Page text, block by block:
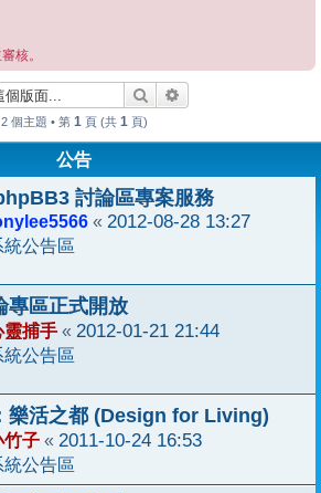
核。
搜尋
2 個主題 • 第 1 頁 (共 1 頁)
公告
討論區專案服務
« 2012-08-28 13:27
統公告區
專區正式開放
靈捕手 « 2012-01-21 21:44
統公告區
樂活之都 (Design for Living)
竹子 « 2011-10-24 16:53
統公告區